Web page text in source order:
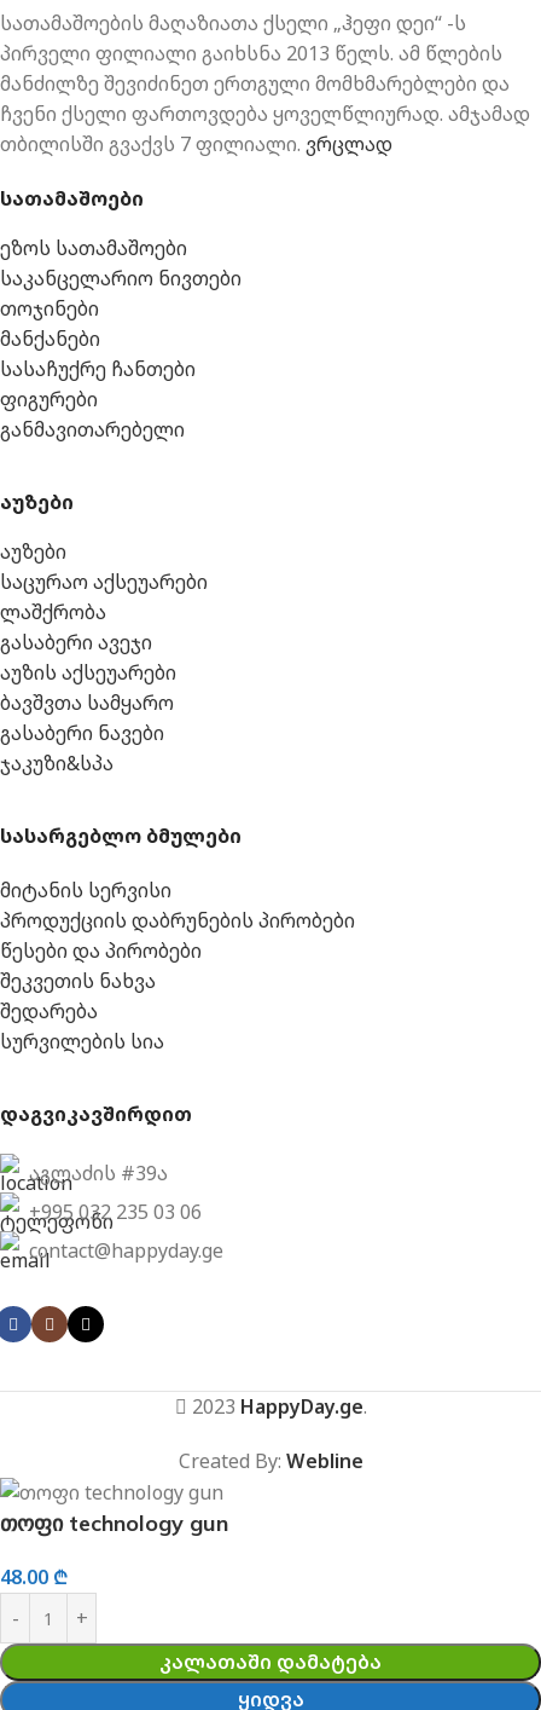
სათამაშოების მაღაზიათა ქსელი „ჰეფი დეი“ -ს
პირველი ფილიალი გაიხსნა 2013 წელს. ამ წლების
მანძილზე შევიძინეთ ერთგული მომხმარებლები და
ჩვენი ქსელი ფართოვდება ყოველწლიურად. ამჯამად
თბილისში გვაქვს 7 ფილიალი. ვრცლად
სათამაშოები
ეზოს სათამაშოები
საკანცელარიო ნივთები
თოჯინები
მანქანები
სასაჩუქრე ჩანთები
ფიგურები
განმავითარებელი
აუზები
აუზები
საცურაო აქსეუარები
ლაშქრობა
გასაბერი ავეჯი
აუზის აქსეუარები
ბავშვთა სამყარო
გასაბერი ნავები
ჯაკუზი&სპა
სასარგებლო ბმულები
მიტანის სერვისი
პროდუქციის დაბრუნების პირობები
წესები და პირობები
შეკვეთის ნახვა
შედარება
სურვილების სია
დაგვიკავშირდით
აგლაძის #39ა
+995 032 235 03 06
contact@happyday.ge
2023 HappyDay.ge.
Created By: Webline
თოფი technology gun
48.00 ₾
ᲙᲐᲚᲐᲗᲐᲨᲘ ᲓᲐᲛᲐᲢᲔᲑᲐ
ᲧᲘᲓᲕᲐ